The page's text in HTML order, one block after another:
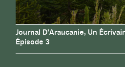
Journal D’Araucanie, Un
Épisode 3